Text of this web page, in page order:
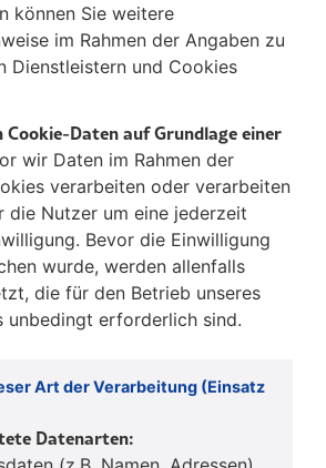
können Sie weitere
im Rahmen der Angaben zu
Dienstleistern und Cookies
Daten auf Grundlage einer
wir Daten im Rahmen der
verarbeiten oder verarbeiten
die Nutzer um eine jederzeit
Bevor die Einwilligung
wurde, werden allenfalls
die für den Betrieb unseres
unbedingt erforderlich sind.
Art der Verarbeitung (Einsatz
Datenarten: